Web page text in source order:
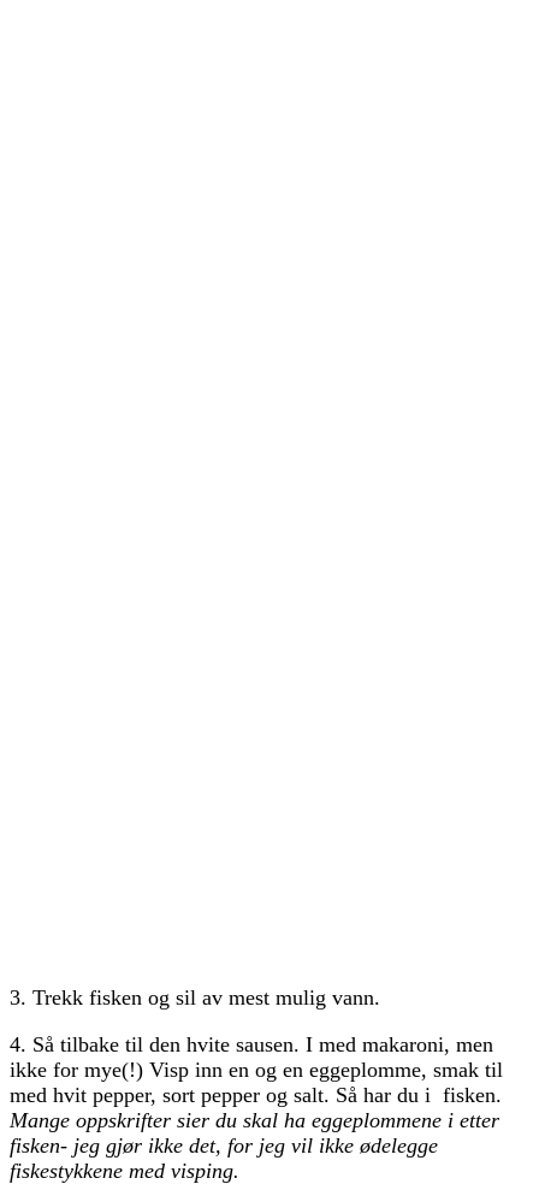
3. Trekk fisken og sil av mest mulig vann.
4. Så tilbake til den hvite sausen. I med makaroni, men
ikke for mye(!) Visp inn en og en eggeplomme, smak til
med hvit pepper, sort pepper og salt. Så har du i fisken.
Mange oppskrifter sier du skal ha eggeplommene i etter
fisken- jeg gjør ikke det, for jeg vil ikke ødelegge
fiskestykkene med visping.